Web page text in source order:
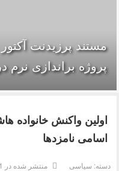
مستند پرزيدنت
پروژه براندازی
اولین واکنش خانواده
اسامی نامزدها
دسته: سیاسی منتشر شده در 01 خرداد 1392